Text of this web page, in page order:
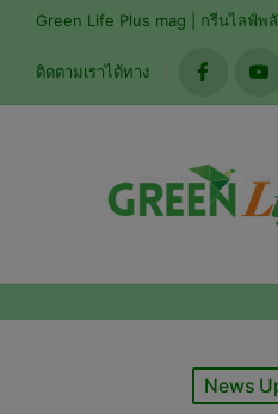
Green Life Plus mag | กรีนไลฟ์พ
ติดตามเราได้ทาง
facebook
Posted
News